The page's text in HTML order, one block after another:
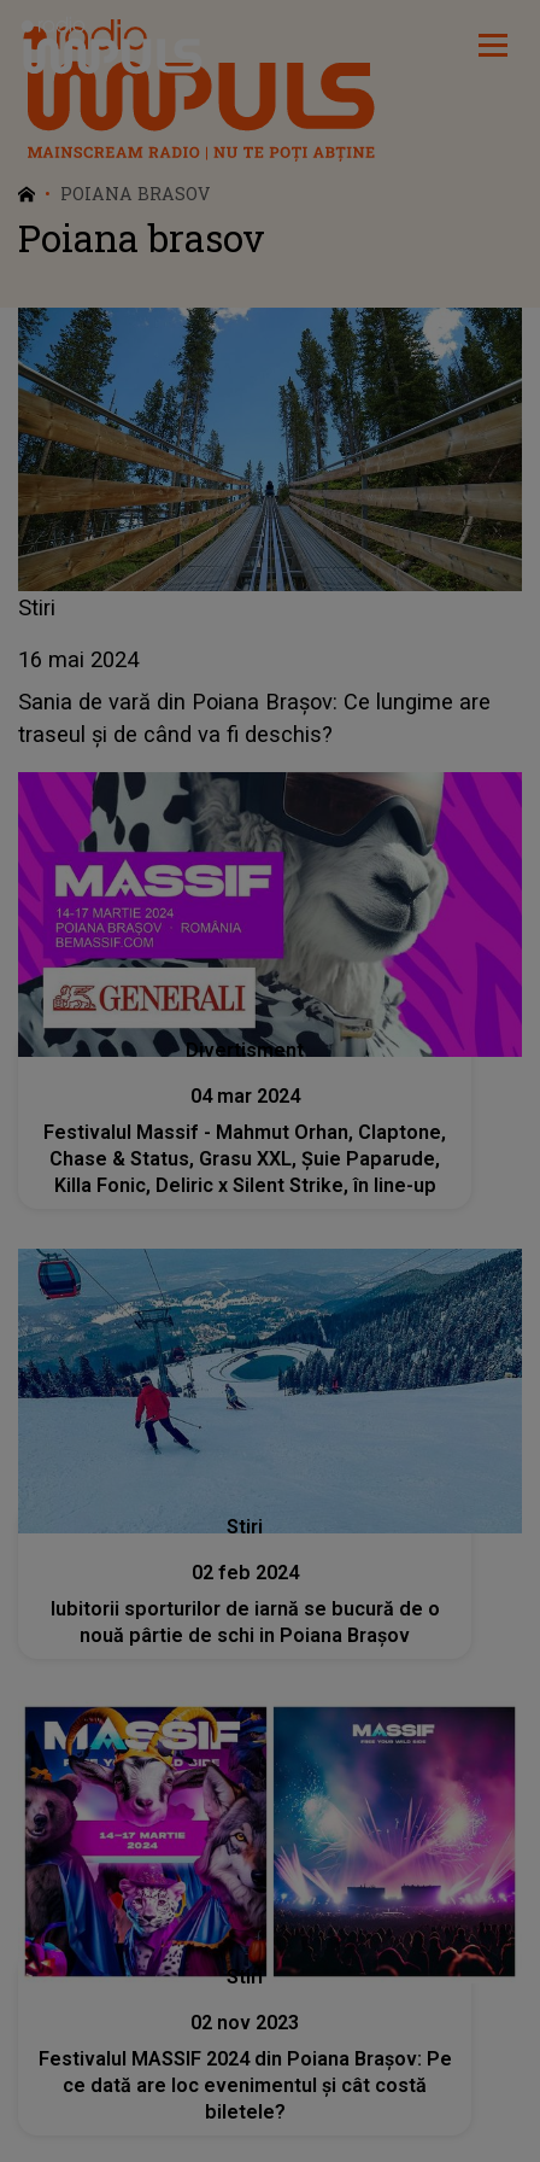
Radio Impuls
POIANA BRASOV
Poiana brasov
Stiri
16 mai 2024
Sania de vară din Poiana Brașov: Ce lungime are
traseul și de când va fi deschis?
Divertisment
04 mar 2024
Festivalul Massif - Mahmut Orhan, Claptone,
Chase & Status, Grasu XXL, Şuie Paparude,
Killa Fonic, Deliric x Silent Strike, în line-up
Stiri
02 feb 2024
Iubitorii sporturilor de iarnă se bucură de o
nouă pârtie de schi in Poiana Brașov
Stiri
02 nov 2023
Festivalul MASSIF 2024 din Poiana Brașov: Pe
ce dată are loc evenimentul și cât costă
biletele?